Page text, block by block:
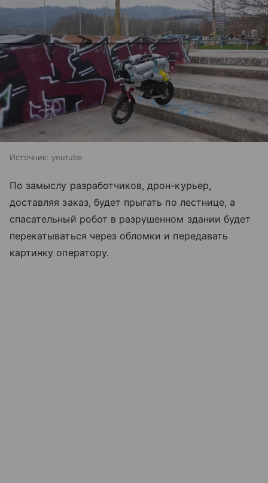
Источник: youtube
По замыслу разработчиков, дрон-курьер,
доставляя заказ, будет прыгать по лестнице, а
спасательный робот в разрушенном здании будет
перекатываться через обломки и передавать
картинку оператору.